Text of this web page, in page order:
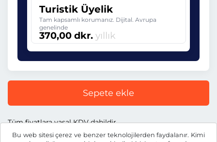
Bu web sitesi çerez ve benzer teknolojilerden faydalanır. Kimi
Turistik Üyelik
Tam kapsamlı korumanız. Dijital. Avrupa
genelinde
370,00 dkr. yıllık
Sepete ekle
Tüm fiyatlara yasal KDV dahildir.